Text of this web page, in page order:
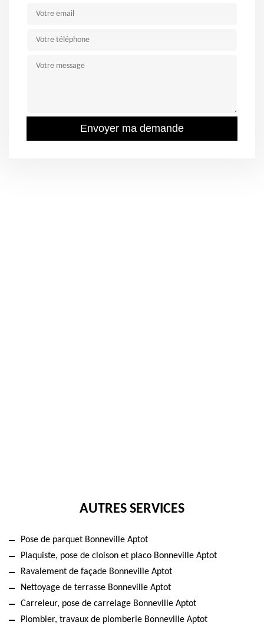
AUTRES SERVICES
Pose de parquet Bonneville Aptot
Plaquiste, pose de cloison et placo Bonneville Aptot
Ravalement de façade Bonneville Aptot
Nettoyage de terrasse Bonneville Aptot
Carreleur, pose de carrelage Bonneville Aptot
Plombier, travaux de plomberie Bonneville Aptot